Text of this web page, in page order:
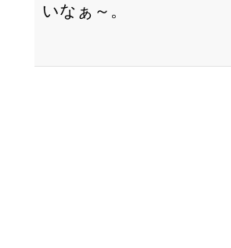
いなぁ～。